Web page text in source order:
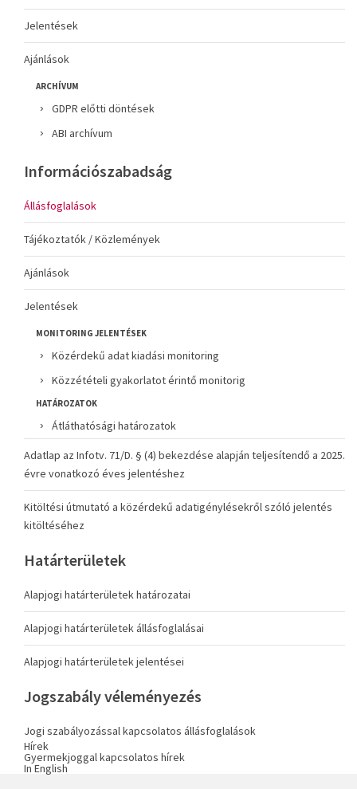
Jelentések
Ajánlások
ARCHÍVUM
GDPR előtti döntések
ABI archívum
Információszabadság
Állásfoglalások
Tájékoztatók / Közlemények
Ajánlások
Jelentések
MONITORING JELENTÉSEK
Közérdekű adat kiadási monitoring
Közzétételi gyakorlatot érintő monitorig
HATÁROZATOK
Átláthatósági határozatok
Adatlap az Infotv. 71/D. § (4) bekezdése alapján teljesítendő a 2025.
évre vonatkozó éves jelentéshez
Kitöltési útmutató a közérdekű adatigénylésekről szóló jelentés
kitöltéséhez
Határterületek
Alapjogi határterületek határozatai
Alapjogi határterületek állásfoglalásai
Alapjogi határterületek jelentései
Jogszabály véleményezés
Jogi szabályozással kapcsolatos állásfoglalások
Hírek
Gyermekjoggal kapcsolatos hírek
In English